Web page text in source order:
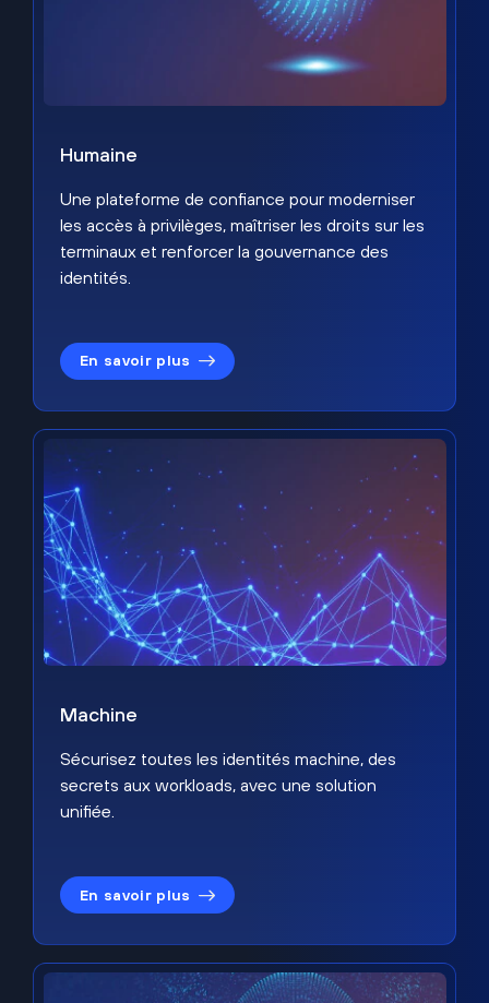
Humaine
Une plateforme de confiance pour moderniser
les accès à privilèges, maîtriser les droits sur les
terminaux et renforcer la gouvernance des
identités.
En savoir plus
Machine
Sécurisez toutes les identités machine, des
secrets aux workloads, avec une solution
unifiée.
En savoir plus